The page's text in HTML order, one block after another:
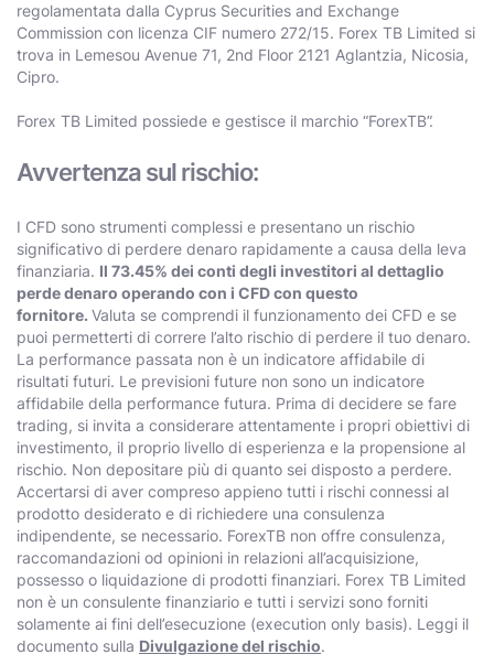
regolamentata dalla Cyprus Securities and Exchange
Commission con licenza CIF numero 272/15. Forex TB Limited si
trova in Lemesou Avenue 71, 2nd Floor 2121 Aglantzia, Nicosia,
Cipro.
Forex TB Limited possiede e gestisce il marchio “ForexTB”.
Avvertenza sul rischio:
I CFD sono strumenti complessi e presentano un rischio
significativo di perdere denaro rapidamente a causa della leva
finanziaria. Il 73.45% dei conti degli investitori al dettaglio
perde denaro operando con i CFD con questo
fornitore. Valuta se comprendi il funzionamento dei CFD e se
puoi permetterti di correre l’alto rischio di perdere il tuo denaro.
La performance passata non è un indicatore affidabile di
risultati futuri. Le previsioni future non sono un indicatore
affidabile della performance futura. Prima di decidere se fare
trading, si invita a considerare attentamente i propri obiettivi di
investimento, il proprio livello di esperienza e la propensione al
rischio. Non depositare più di quanto sei disposto a perdere.
Accertarsi di aver compreso appieno tutti i rischi connessi al
prodotto desiderato e di richiedere una consulenza
indipendente, se necessario. ForexTB non offre consulenza,
raccomandazioni od opinioni in relazioni all’acquisizione,
possesso o liquidazione di prodotti finanziari. Forex TB Limited
non è un consulente finanziario e tutti i servizi sono forniti
solamente ai fini dell’esecuzione (execution only basis). Leggi il
documento sulla Divulgazione del rischio.